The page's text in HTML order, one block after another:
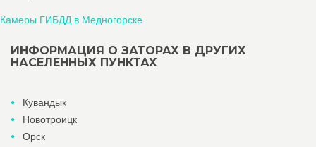
Камеры ГИБДД в Медногорске
ИНФОРМАЦИЯ О ЗАТОРАХ В ДРУГИХ
НАСЕЛЕННЫХ ПУНКТАХ
Кувандык
Новотроицк
Орск